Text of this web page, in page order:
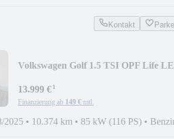
Kontakt
Volkswagen Golf 1.5 TSI OPF Life
13.999 €¹
Finanzierung ab 149 € mtl.
2025 • 10.374 km • 85 kW (116 PS) •